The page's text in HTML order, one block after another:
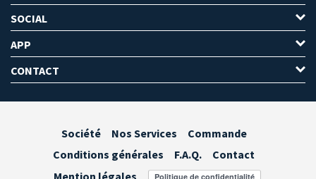
SOCIAL
APP
CONTACT
Société Nos Services
Commande
Conditions générales
F.A.Q.
Contact
Mention légales